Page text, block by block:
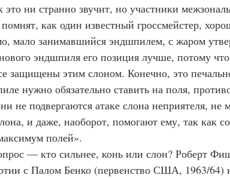
это ни странно звучит, но участники
как один известный гроссмейстер,
мало занимавшийся эндшпилем, с жаром
эндшпиля его позиция лучше, потому
защищены этим слоном. Конечно, это
нужно обязательно ставить на поля,
не подвергаются атаке слона неприятеля, не
и даже, наоборот, помогают ему, так как
полей».
с Палом Бенко (первенство США, 1963/64)